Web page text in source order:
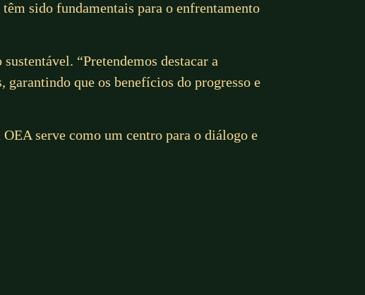
sido fundamentais para o enfrentamento
“Pretendemos destacar a
que os benefícios do progresso e
serve como um centro para o diálogo e